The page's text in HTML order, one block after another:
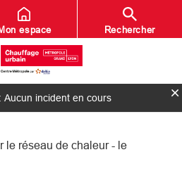
espace Rechercher
Aucun incident en cours
le réseau de chaleur - le